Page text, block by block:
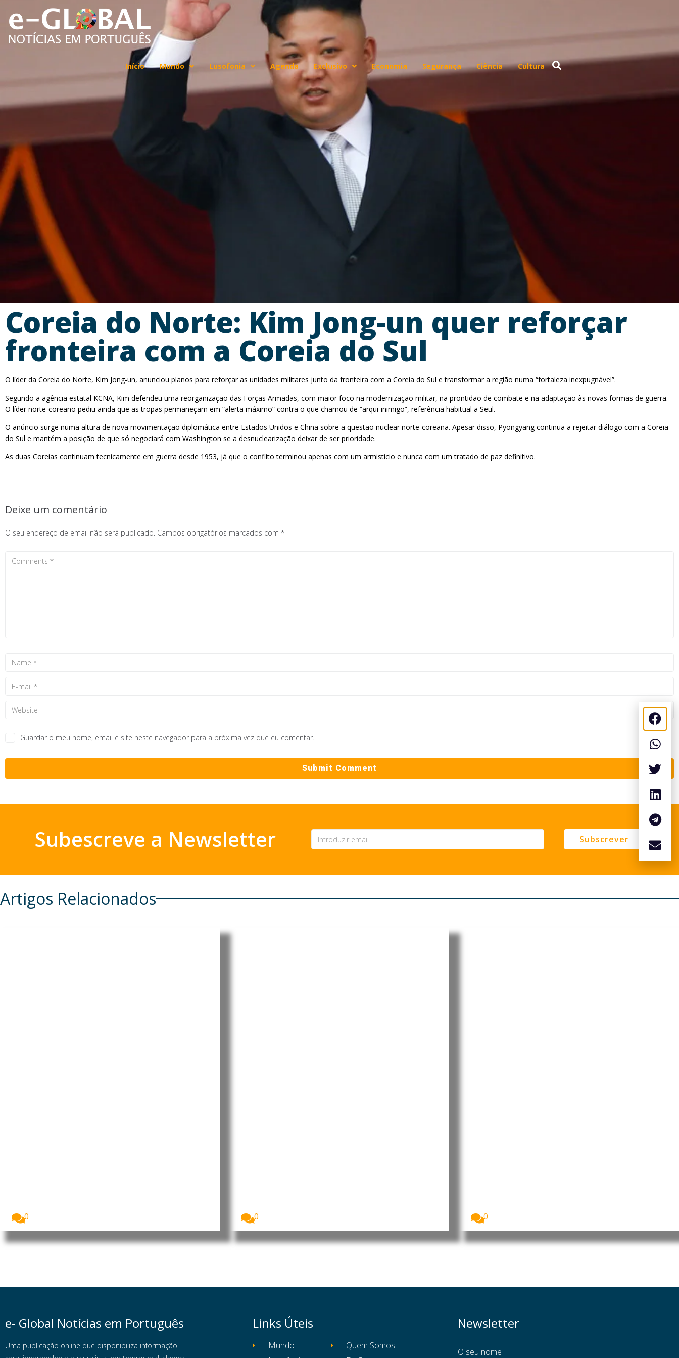
Início Mundo Lusofonia Agenda Exclusivo Economia Segurança Ciência Cultura
Coreia do Norte: Kim Jong-un quer reforçar
fronteira com a Coreia do Sul
O líder da Coreia do Norte, Kim Jong-un, anunciou planos para reforçar as unidades militares junto da fronteira com a Coreia do Sul e transformar a região numa “fortaleza inexpugnável”.
Segundo a agência estatal KCNA, Kim defendeu uma reorganização das Forças Armadas, com maior foco na modernização militar, na prontidão de combate e na adaptação às novas formas de guerra.
O líder norte-coreano pediu ainda que as tropas permaneçam em “alerta máximo” contra o que chamou de “arqui-inimigo”, referência habitual a Seul.
O anúncio surge numa altura de nova movimentação diplomática entre Estados Unidos e China sobre a questão nuclear norte-coreana. Apesar disso, Pyongyang continua a rejeitar diálogo com a Coreia
do Sul e mantém a posição de que só negociará com Washington se a desnuclearização deixar de ser prioridade.
As duas Coreias continuam tecnicamente em guerra desde 1953, já que o conflito terminou apenas com um armistício e nunca com um tratado de paz definitivo.
Deixe um comentário
O seu endereço de email não será publicado. Campos obrigatórios marcados com *
Guardar o meu nome, email e site neste navegador para a próxima vez que eu comentar.
Subescreve a Newsletter Subscrever
Artigos Relacionados
0
0
0
e- Global Notícias em Português
Uma publicação online que disponibiliza informação
Links Úteis
Mundo
Quem Somos
Newsletter
O seu nome